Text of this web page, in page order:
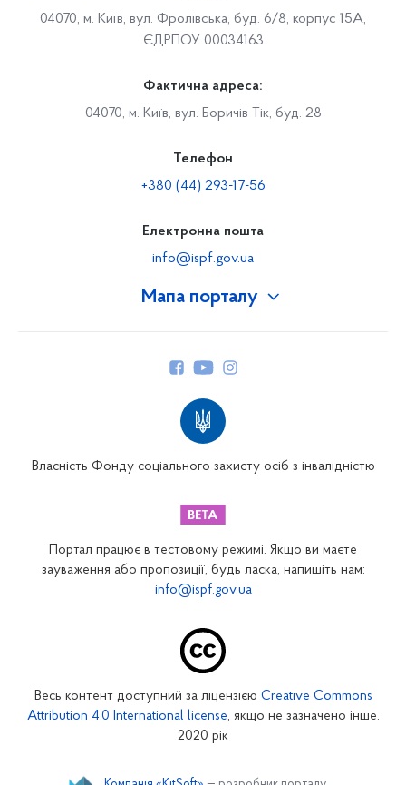
Мапа порталу
Закарпатське відділення
Запорізьке відділення
Кіровоградське відділення
04070, м. Київ, вул. Фролівська, буд. 6/8, корпус 15А,
ЄДРПОУ 00034163
Фактична адреса:
04070, м. Київ, вул. Боричів Тік, буд. 28
Телефон
+380 (44) 293-17-56
Електронна пошта
info@ispf.gov.ua
Власність Фонду соціального захисту осіб з інвалідністю
Портал працює в тестовому режимі. Якщо ви маєте
зауваження або пропозиції, будь ласка, напишіть нам:
info@ispf.gov.ua
Весь контент доступний за ліцензією Creative Commons
Attribution 4.0 International license, якщо не зазначено інше.
2020 рік